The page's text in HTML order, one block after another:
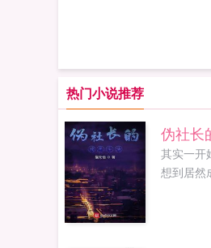
热门小说推荐
伪社长
其实一开
想到居然